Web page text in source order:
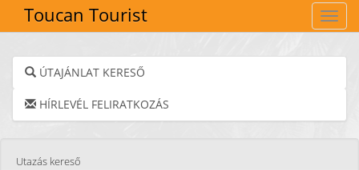
Toucan Tourist
ÚTAJÁNLAT KERESŐ
HÍRLEVÉL FELIRATKOZÁS
Utazás kereső